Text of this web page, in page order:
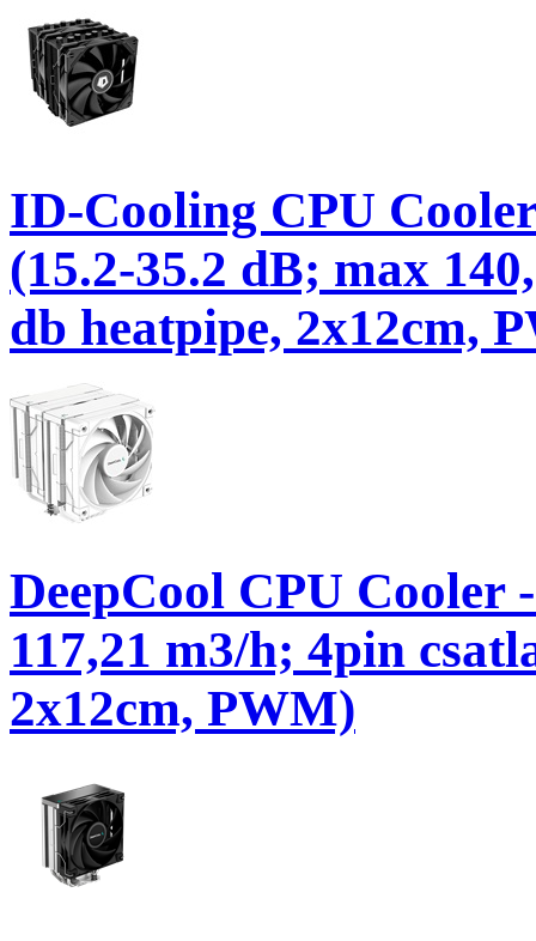
ID-Cooling CPU
(15.2-35.2 dB; max
db heatpipe, 2x12cm,
DeepCool CPU Cooler
117,21 m3/h; 4pin
2x12cm, PWM)